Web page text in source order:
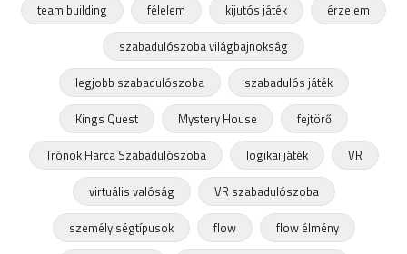
team building
félelem kijutós játék
érzelem
szabadulószoba világbajnokság
legjobb szabadulószoba
szabadulós játék
Kings Quest
Mystery House
fejtörő
Trónok Harca Szabadulószoba
logikai játék
VR
virtuális valóság
VR szabadulószoba
személyiségtípusok
flow
flow élmény